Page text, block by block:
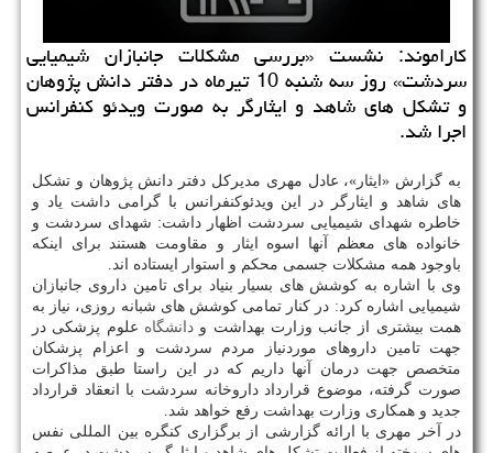
كاراموند: نشست «بررسی مشكلات جانبازان شیمیایی
سردشت» روز سه شنبه 10 تیرماه در دفتر دانش پژوهان
و تشكل های شاهد و ایثارگر به صورت ویدئو كنفرانس
اجرا شد.
به گزارش «ایثار»، عادل مهری مدیرکل دفتر دانش پژوهان و تشکل
های شاهد و ایثارگر در این ویدئوکنفرانس با گرامی داشت یاد و
خاطره شهدای شیمیایی سردشت اظهار داشت: شهدای سردشت و
خانواده های معظم آنها اسوه ایثار و مقاومت هستند برای اینکه
باوجود همه مشکلات جسمی محکم و استوار ایستاده اند.
وی با اشاره به کوشش های بسیار بنیاد برای تامین داروی جانبازان
شیمیایی اشاره کرد: در کنار تمامی کوشش های شبانه روزی، نیاز به
همت بیشتری از جانب وزارت بهداشت ودانشگاه علوم پزشکی در
جهت تامین داروهای موردنیاز مردم سردشت و اعزام پزشکان
متخصص جهت درمان آنها داریم که در این راستا طبق مذاکرات
صورت گرفته، موضوع قرارداد داروخانه سردشت با انعقاد قرارداد
جدید و همکاری وزارت بهداشت رفع خواهد شد.
در آخر مهری با ارائه گزارشی از برگزاری کنگره بین المللی نفس